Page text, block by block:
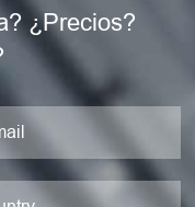
¿Precios?